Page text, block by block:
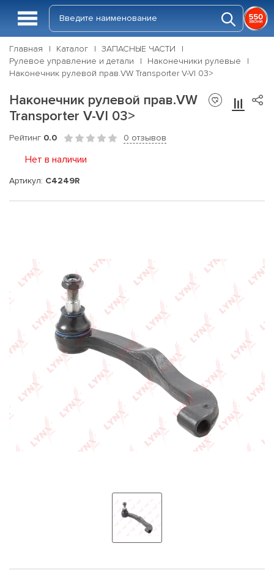
Главная Каталог
ЗАПАСНЫЕ ЧАСТИ
Рулевое управление и детали
Наконечники рулевые
Наконечник рулевой прав.VW Transporter V-VI 03>
Наконечник рулевой прав.VW
Transporter V-VI 03>
Рейтинг 0.0 0 отзывов
Нет в наличии
Артикул: C4249R